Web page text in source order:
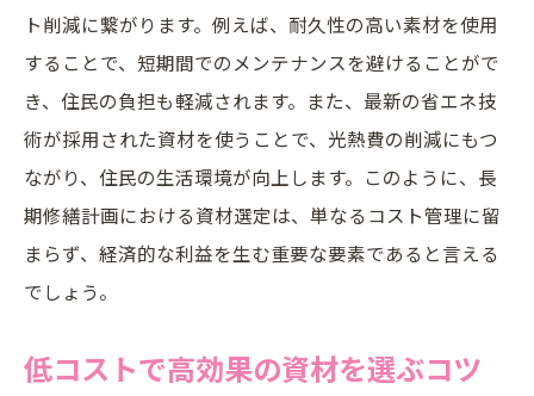
ト削減に繋がります。例えば、耐久性の高い素材を使用
することで、短期間でのメンテナンスを避けることがで
き、住民の負担も軽減されます。また、最新の省エネ技
術が採用された資材を使うことで、光熱費の削減にもつ
ながり、住民の生活環境が向上します。このように、長
期修繕計画における資材選定は、単なるコスト管理に留
まらず、経済的な利益を生む重要な要素であると言える
でしょう。
低コストで高効果の資材を選ぶコツ